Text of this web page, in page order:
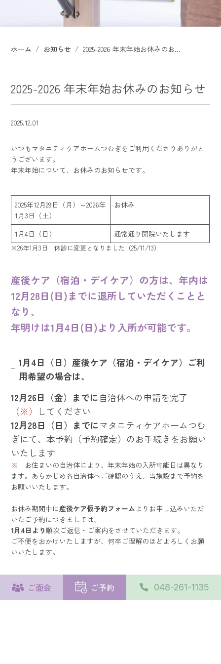
ご面会 ご予約 048-261-1135
ホーム お知らせ 2025-2026 年末年始お休みのお知らせ
2025-2026 年末年始お休みのお知らせ
2025.12.01
いつもマタニティケアホームつむぎをご利用くださりありがと
うございます。
年末年始について、お休みのお知らせです。
2025年12月29日（月）～2026年
1月3日（土）
お休み
1月4日（日） 通常通り開院いたします
※26年1月3日 休診に変更となりました（25/11/13）
産後ケア（宿泊・デイケア）の方は、年内は
12月28日(日)までに退所していただくことと
なり、
年明けは1月4日(日)より入所が可能です。
1月4日（日）産後ケア（宿泊・デイケア）ご利
用希望の場合は、
12月26日（金）までに自治体への申請を完了
（※）
してください
12月28日（日）までにマタニティケアホームつむ
ぎにて、本予約（予約確定）のお手続きをお願い
いたします
※
お住まいの自治体により、年末年始の入所可能日は異なり
ます。あらかじめ各自治体へご確認のうえ、当施設まで予約を
お願いいたします。
お休み期間中に産後ケア仮予約フォーム よりお申し込みいただ
いたご予約につきましては、
1月4日より 順次ご返信・ご案内をさせていただきます。
ご不便をおかけいたしますが、何卒ご理解のほどよろしくお願
いいたします。
一覧に戻る